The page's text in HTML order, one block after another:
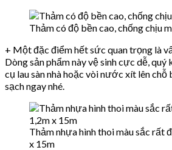
Thảm có độ bền cao, chống chịu
+ Một đặc điểm hết sức quan trọng là
Dòng sản phẩm này vệ sinh cực dễ, quý
cụ lau sàn nhà hoặc vòi nước xít lên
sạch ngay nhé.
Thảm nhựa hình thoi màu sắc rất
x 15m